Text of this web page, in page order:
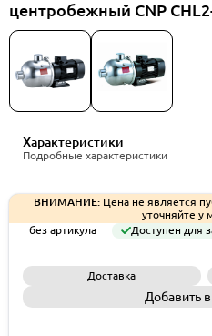
центробежный CNP
Характеристики
Подробные характеристики
ВНИМАНИЕ: Цена не является
уточняйте у
без артикула
Доступен для
Доставка
Добавить